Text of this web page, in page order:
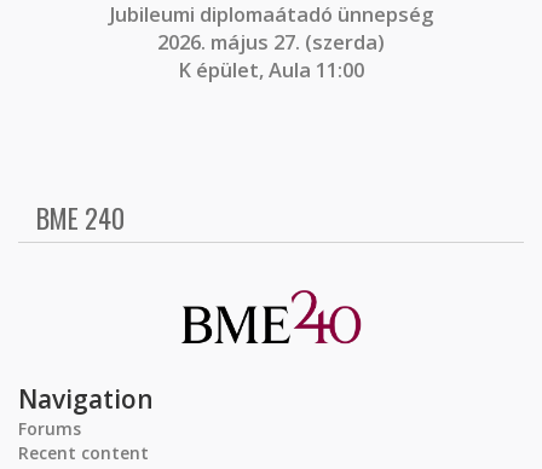
Jubileumi diplomaátadó ünnepség
2026. május 27. (szerda)
K épület, Aula 11:00
BME 240
Navigation
Forums
Recent content